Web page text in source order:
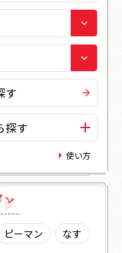
す
探す
使い方
ピーマン
なす